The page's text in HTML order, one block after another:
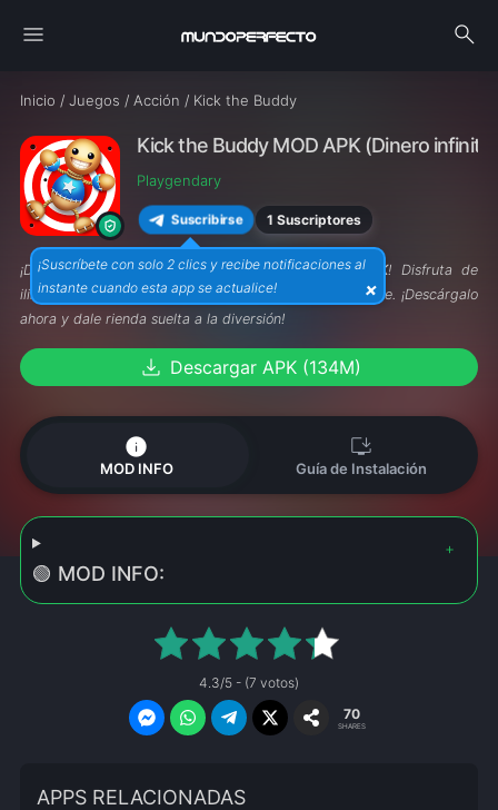
menu search
Inicio / Juegos / Acción / Kick the Buddy
Kick the Buddy MOD APK (Dinero
Playgendary
Suscribirse 1 Suscriptores
¡Suscríbete con solo 2 clics y recibe notificaciones al
instante cuando esta app se actualice!
×
¡Desahoga tu estrés conKick the Buddy MOD APK! Disfruta de
ilimitadas armas y recursos para divertirte a lo grande. ¡Descárgalo
ahora y dale rienda suelta a la diversión!
download Descargar APK (134M)
info
MOD INFO
install_desktop
Guía de Instalación
🟢 MOD INFO:
4.3/5 - (7 votos)
70
SHARES
APPS RELACIONADAS